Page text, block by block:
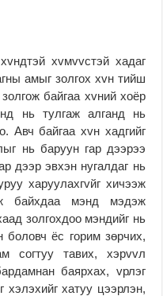
хvмvvстэй хадаг
амыг золгох хvн тийш
байгаа хvний хоёр
нь тулгаж алганд нь
Авч байгаа хvн хадгийг
нь баруун гар дээрээ
дээр эвхэн нугалдаг нь
харуулахгvйг хичээж
байхдаа мэнд мэдэж
золгохдоо мэндийг нь
ёс горим зөрчих,
согтуу тавих, хэрvvл
баярхах, vрлэг
хэлэхийг хатуу цээрлэн,